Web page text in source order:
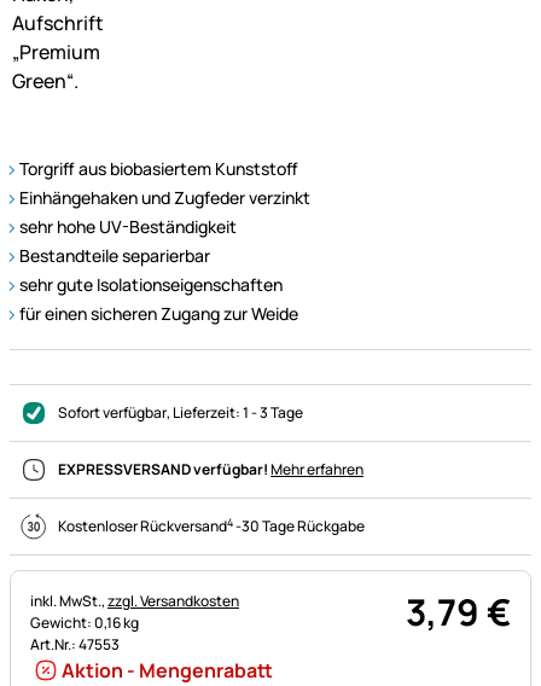
Torgriff aus biobasiertem Kunststoff
Einhängehaken und Zugfeder verzinkt
sehr hohe UV-Beständigkeit
Bestandteile separierbar
sehr gute Isolationseigenschaften
für einen sicheren Zugang zur Weide
Sofort verfügbar, Lieferzeit:1 - 3 Tage
EXPRESSVERSAND verfügbar!Mehr erfahren
Kostenloser Rückversand4-30 Tage Rückgabe
Steuerhinweis:
inkl. MwSt.,zzgl. Versandkosten
Gewicht: 0,16 kg
Art.Nr.: 47553
3,79€
Aktion - Mengenrabatt